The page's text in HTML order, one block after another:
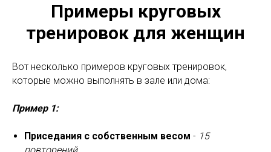
Примеры круговых
тренировок для женщин
Вот несколько примеров круговых тренировок,
которые можно выполнять в зале или дома:
Пример 1:
Приседания с собственным весом - 15